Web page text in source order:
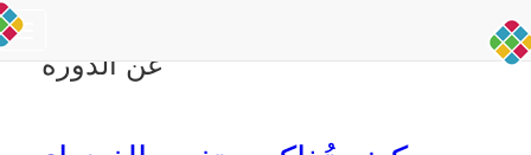
Toggle
navigation
عن الدورة